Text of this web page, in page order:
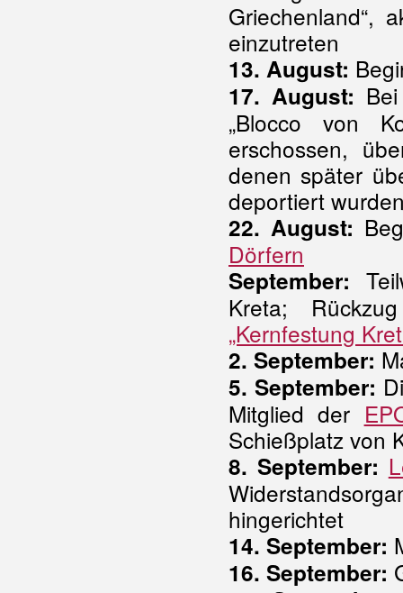
Griechenland“,
einzutreten
13. August:
17. August:
„Blocco von
erschossen,
denen später
deportiert
22. August:
Dörfern
September:
Kreta;
„Kernfestung
2. September:
5. September:
Mitglied der
Schießplatz von
8. September:
hingerichtet
14. September:
16. September: